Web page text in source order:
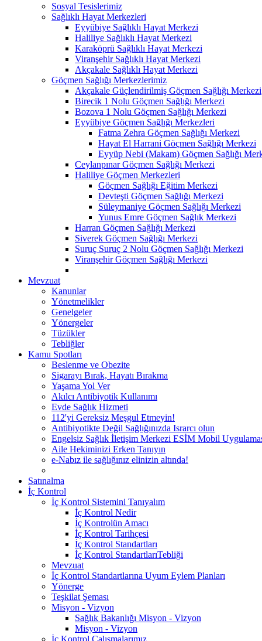
Sosyal Tesislerimiz
Sağlıklı Hayat Merkezleri
Eyyübiye Sağlıklı Hayat Merkezi
Haliliye Sağlıklı Hayat Merkezi
Karaköprü Sağlıklı Hayat Merkezi
Viranşehir Sağlıklı Hayat Merkezi
Akçakale Sağlıklı Hayat Merkezi
Göçmen Sağlığı Merkezlerimiz
Akçakale Güçlendirilmiş Göçmen Sağlığı Merkezi
Birecik 1 Nolu Göçmen Sağlığı Merkezi
Bozova 1 Nolu Göçmen Sağlığı Merkezi
Eyyübiye Göçmen Sağlığı Merkezleri
Fatma Zehra Göçmen Sağlığı Merkezi
Hayat El Harrani Göçmen Sağlığı Merkezi
Eyyüp Nebi (Makam) Göçmen Sağlığı
Ceylanpınar Göçmen Sağlığı Merkezi
Haliliye Göçmen Merkezleri
Göçmen Sağlığı Eğitim Merkezi
Devteşti Göçmen Sağlığı Merkezi
Süleymaniye Göçmen Sağlığı Merkezi
Yunus Emre Göçmen Sağlık Merkezi
Harran Göçmen Sağlığı Merkezi
Siverek Göçmen Sağlığı Merkezi
Suruç Suruç 2 Nolu Göçmen Sağlığı Merkezi
Viranşehir Göçmen Sağlığı Merkezi
Mevzuat
Kanunlar
Yönetmelikler
Genelgeler
Yönergeler
Tüzükler
Tebliğler
Kamu Spotları
Beslenme ve Obezite
Sigarayı Bırak, Hayatı Bırakma
Yaşama Yol Ver
Akılcı Antibiyotik Kullanımı
Evde Sağlık Hizmeti
112'yi Gereksiz Meşgul Etmeyin!
Antibiyotikte Değil Sağlığınızda Israrcı olun
Engelsiz Sağlık İletişim Merkezi ESİM Mobil
Aile Hekiminizi Erken Tanıyın
e-Nabız ile sağlığınız elinizin altında!
Satınalma
İç Kontrol
İç Kontrol Sistemini Tanıyalım
İç Kontrol Nedir
İç Kontrolün Amacı
İç Kontrol Tarihçesi
İç Kontrol Standartları
İç Kontrol StandartlarıTebliği
Mevzuat
İç Kontrol Standartlarına Uyum Eylem Planları
Yönerge
Teşkilat Şeması
Misyon - Vizyon
Sağlık Bakanlığı Misyon - Vizyon
Misyon - Vizyon
İç Kontrol Çalışmalarımız